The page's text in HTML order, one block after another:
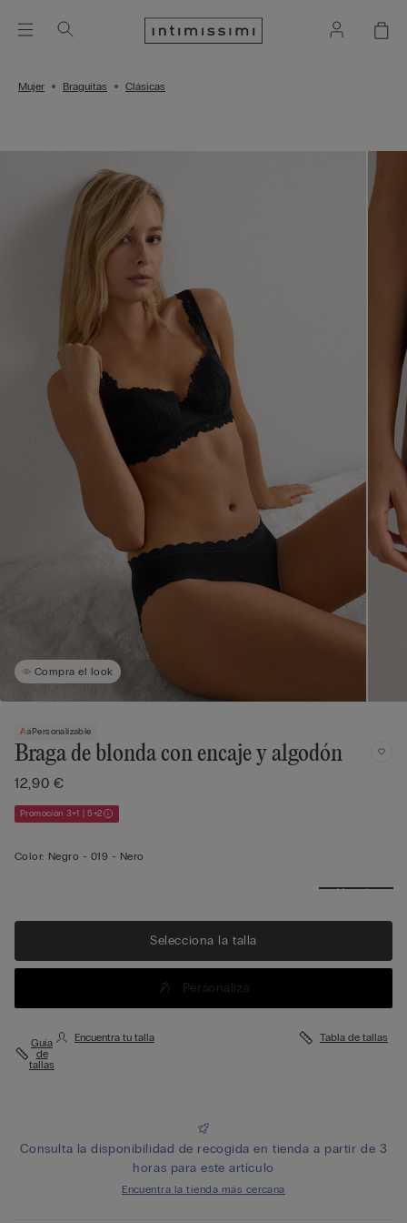
Mujer Braguitas Clásicas
Compra el look
Personalizable
Braga de blonda con encaje y algodón
12,90 €
Promoción 3+1 | 5+2
Color: Negro - 019 - Nero
Ver más
Selecciona la talla
Personaliza
Guía
de
tallas
Encuentra tu talla Tabla de tallas
Consulta la disponibilidad de recogida en tienda a partir de 3
horas para este artículo
Encuentra la tienda más cercana